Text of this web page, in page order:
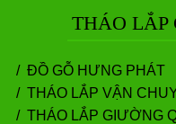
THÁO LẮP
ĐỒ GỖ HƯNG PHÁT
THÁO LẮP VẬN
THÁO LẮP GIƯỜNG